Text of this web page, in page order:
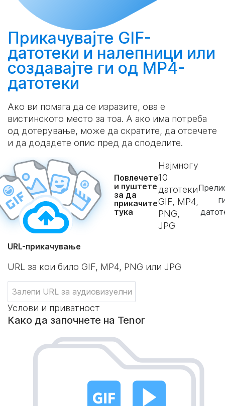
Прикачувајте GIF-
датотеки и налепници или
создавајте ги од MP4-
датотеки
Ако ви помага да се изразите, ова е
вистинското место за тоа. А ако има потреба
од дотерување, може да скратите, да отсечете
и да додадете опис пред да споделите.
Повлечете
и пуштете
за да
прикачите
тука
Најмногу
10
датотеки
GIF, MP4,
PNG,
JPG
URL-прикачување
URL за кои било GIF, MP4, PNG или JPG
Услови и приватност
Како да започнете на Tenor